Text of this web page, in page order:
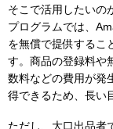
そこで活用したいの
プログラムでは、
を無償で提供するこ
す。商品の登録料や
数料などの費用が発
得できるため、長い
ただし、大口出品者